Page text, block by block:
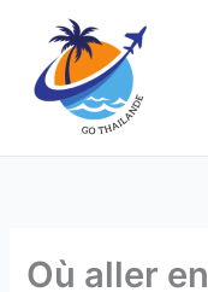
contenu
Où aller